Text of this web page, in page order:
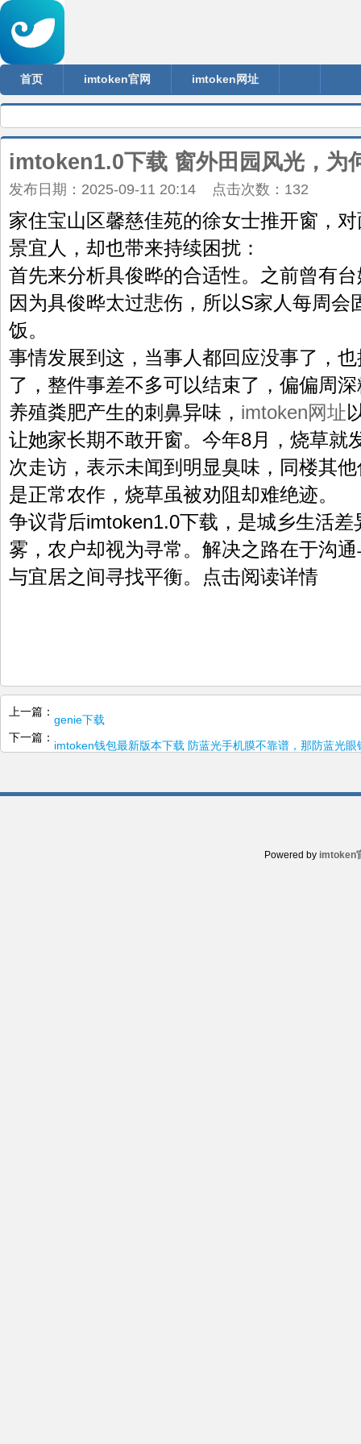
首页 imtoken官网 imtoken网址
imtoken1.0下载 窗外田园风光，为
发布日期：2025-09-11 20:14 点击次数：132
家住宝山区馨慈佳苑的徐女士推开窗，
景宜人，却也带来持续困扰：
首先来分析具俊晔的合适性。之前曾有
因为具俊晔太过悲伤，所以S家人每周会
饭。
事情发展到这，当事人都回应没事了，
了，整件事差不多可以结束了，偏偏周
养殖粪肥产生的刺鼻异味， imtoken网址
让她家长期不敢开窗。今年8月，烧草就
次走访，表示未闻到明显臭味，同楼其
是正常农作，烧草虽被劝阻却难绝迹。
争议背后imtoken1.0下载，是城乡生活
雾，农户却视为寻常。解决之路在于沟
与宜居之间寻找平衡。点击阅读详情
上一篇： genie下载
下一篇： imtoken钱包最新版本下载 防蓝光手机膜不靠谱，那防蓝光
Powered by imtoken